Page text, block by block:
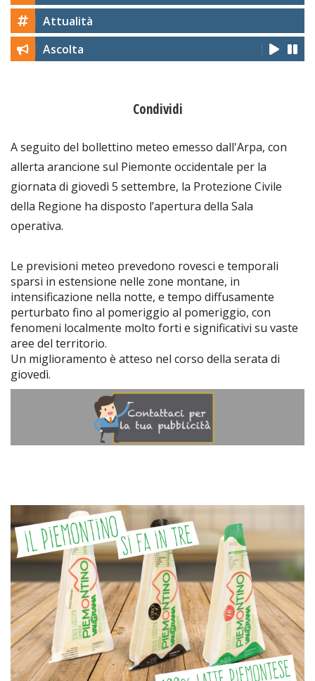
Attualità
Ascolta
Condividi
A seguito del bollettino meteo emesso dall'Arpa, con
allerta arancione sul Piemonte occidentale per la
giornata di giovedì 5 settembre, la Protezione Civile
della Regione ha disposto l’apertura della Sala
operativa.
Le previsioni meteo prevedono rovesci e temporali
sparsi in estensione nelle zone montane, in
intensificazione nella notte, e tempo diffusamente
perturbato fino al pomeriggio al pomeriggio, con
fenomeni localmente molto forti e significativi su vaste
aree del territorio.
Un miglioramento è atteso nel corso della serata di
giovedì.